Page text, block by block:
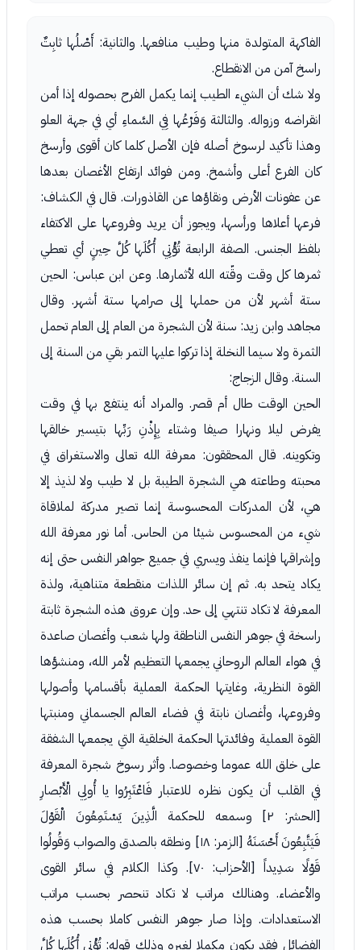
الفاكهة المتولدة منها وطيب منافعها. والثانية: أَصْلُها ثابِتٌ
راسخ آمن من الانقطاع.
ولا شك أن الشيء الطيب إنما يكمل الفرح بحصوله إذا أمن
انقراضه وزواله. والثالثة وَفَرْعُها فِي السَّماءِ أي في جهة العلو
وهذا تأكيد لرسوخ أصله فإن الأصل كلما كان أقوى وأرسخ
كان الفرع أعلى وأشمخ. ومن فوائد ارتفاع الأغصان بعدها
عن عفونات الأرض ونقاؤها عن القاذورات. قال في الكشاف:
فرعها أعلاها ورأسها، ويجوز أن يريد وفروعها على الاكتفاء
بلفظ الجنس. الصفة الرابعة تُؤْتِي أُكُلَها كُلَّ حِينٍ أي تعطي
ثمرها كل وقت وقّته الله لأثمارها. وعن ابن عباس: الحين
ستة أشهر لأن من حملها إلى صرامها ستة أشهر. وقال
مجاهد وابن زيد: سنة لأن الشجرة من العام إلى العام تحمل
الثمرة ولا سيما النخلة إذا تركوا عليها التمر بقي من السنة إلى
السنة. وقال الزجاج:
الحين الوقت طال أم قصر. والمراد أنه ينتفع بها في وقت
يفرض ليلا ونهارا صيفا وشتاء بِإِذْنِ رَبِّها بتيسير خالقها
وتكوينه. قال المحققون: معرفة الله تعالى والاستغراق في
محبته وطاعته هي الشجرة الطيبة بل لا طيب ولا لذيذ إلا
هي، لأن المدركات المحسوسة إنما تصير مدركة لملاقاة
شيء من المحسوس شيئا من الحاس. أما نور معرفة الله
وإشراقها فإنما ينفذ ويسري في جميع جواهر النفس حتى إنه
يكاد يتحد به. ثم إن سائر اللذات منقطعة متناهية، ولذة
المعرفة لا تكاد تنتهي إلى حد. وإن عروق هذه الشجرة ثابتة
راسخة في جوهر النفس الناطقة ولها شعب وأغصان صاعدة
في هواء العالم الروحاني يجمعها التعظيم لأمر الله، ومنشؤها
القوة النظرية، وغايتها الحكمة العملية بأقسامها وأصولها
وفروعها، وأغصان نابتة في فضاء العالم الجسماني ومنبتها
القوة العملية وفائدتها الحكمة الخلقية التي يجمعها الشفقة
على خلق الله عموما وخصوصا. وأثر رسوخ شجرة المعرفة
في القلب أن يكون نظره للاعتبار فَاعْتَبِرُوا يا أُولِي الْأَبْصارِ
[الحشر: ٢] وسمعه للحكمة الَّذِينَ يَسْتَمِعُونَ الْقَوْلَ
فَيَتَّبِعُونَ أَحْسَنَهُ [الزمر: ١٨] ونطقه بالصدق والصواب وَقُولُوا
قَوْلًا سَدِيداً [الأحزاب: ٧٠]. وكذا الكلام في سائر القوى
والأعضاء. وهنالك مراتب لا تكاد تنحصر بحسب مراتب
الاستعدادات. وإذا صار جوهر النفس كاملا بحسب هذه
الفضائل فقد يكون مكملا لغيره وذلك قوله: تُؤْتِي أُكُلَها كُلَّ